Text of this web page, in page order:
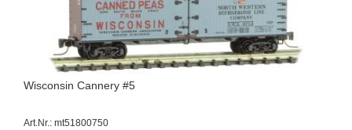
Wisconsin Cannery #5
Art.Nr.: mt51800750